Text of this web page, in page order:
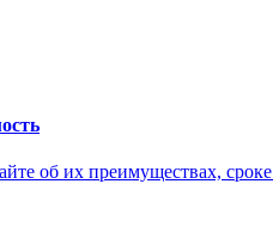
об их преимуществах,